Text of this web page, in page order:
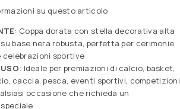
su questo articolo
: Coppa dorata con stella decorativa alta
base nera robusta, perfetta per cerimonie
celebrazioni sportive
: Ideale per premiazioni di calcio, basket,
caccia, pesca, eventi sportivi, competizioni
occasione che richieda un